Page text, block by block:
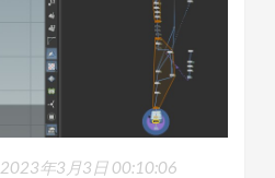
2023年3月3日 00:10:06